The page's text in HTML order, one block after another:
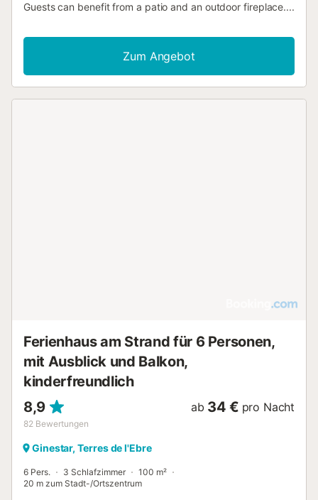
Guests can benefit from a patio and an outdoor fireplace....
Zum Angebot
Ferienhaus am Strand für 6 Personen,
mit Ausblick und Balkon,
kinderfreundlich
8,9
82 Bewertungen
ab 34 € pro Nacht
Ginestar, Terres de l'Ebre
6 Pers. 3 Schlafzimmer
100 m²
20 m zum Stadt-/Ortszentrum